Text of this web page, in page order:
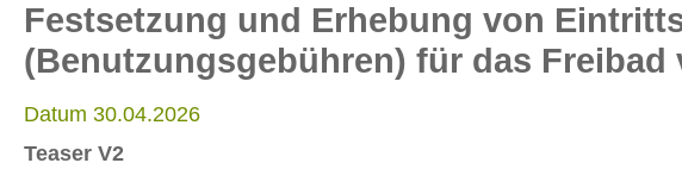
Festsetzung und Erhebung von
(Benutzungsgebühren) für das Freibad
Datum 30.04.2026
Teaser V2